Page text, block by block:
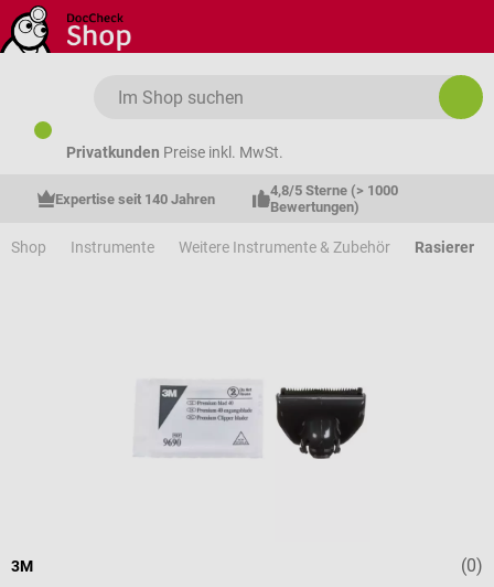
Zum Hauptinhalt springen
Privatkunden Preise inkl. MwSt.
Expertise seit 140 Jahren
4,8/5 Sterne (> 1000
Bewertungen)
Shop Instrumente Weitere Instrumente & Zubehör Rasierer
(0)
3M